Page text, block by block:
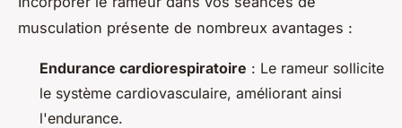
musculation présente de nombreux avantages :
Endurance cardiorespiratoire : Le rameur sollicite
le système cardiovasculaire, améliorant ainsi
l'endurance.